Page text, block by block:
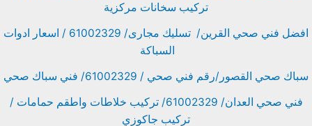
تركيب سخانات مركزية
افضل فني صحي القرين/ تسليك مجارى/ 61002329 / اسعار ادوات
السباكة
سباك صحي القصور/رقم فني صحي / 61002329/ فني سباك صحي
فني صحي العدان/ 61002329/ تركيب خلاطات واطقم حمامات /
تركيب جاكوزي